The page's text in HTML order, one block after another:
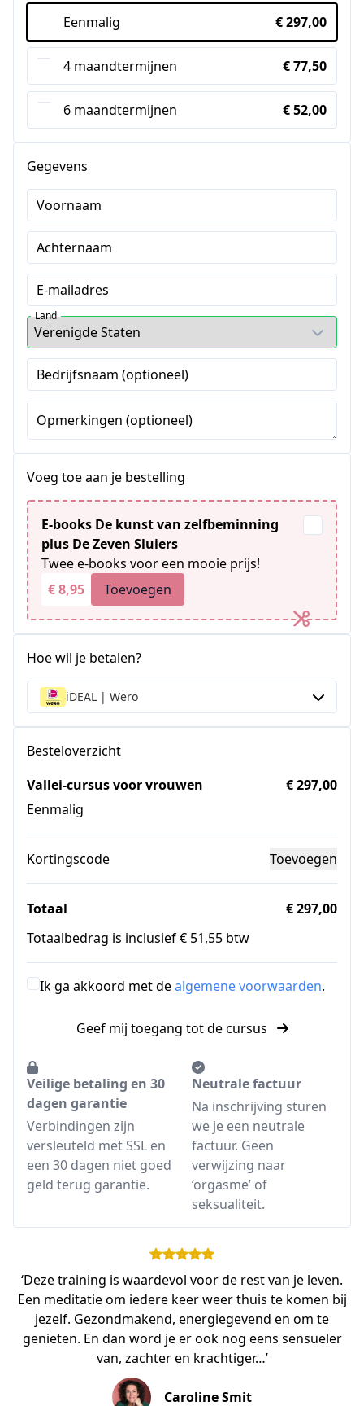
Eenmalig € 297,00
4 maandtermijnen € 77,50
6 maandtermijnen € 52,00
Gegevens
Voornaam
Achternaam
E-mailadres
Land
Bedrijfsnaam (optioneel)
Opmerkingen (optioneel)
Voeg toe aan je bestelling
E-books De kunst van zelfbeminning
plus De Zeven Sluiers
Twee e-books voor een mooie prijs!
€ 8,95
Toevoegen
Hoe wil je betalen?
iDEAL | Wero
Besteloverzicht
Vallei-cursus voor vrouwen
Eenmalig
€ 297,00
Kortingscode Toevoegen
Totaal
€ 297,00
Totaalbedrag is inclusief € 51,55 btw
Ik ga akkoord met dealgemene voorwaarden.
Geef mij toegang tot de cursus
Veilige betaling en 30
dagen garantie
Verbindingen zijn
versleuteld met SSL en
een 30 dagen niet goed
geld terug garantie.
Neutrale factuur
Na inschrijving sturen
we je een neutrale
factuur. Geen
verwijzing naar
‘orgasme’ of
seksualiteit.
‘Deze training is waardevol voor de rest van je leven.
Een meditatie om iedere keer weer thuis te komen bij
jezelf. Gezondmakend, energiegevend en om te
genieten. En dan word je er ook nog eens sensueler
van, zachter en krachtiger…’
Caroline Smit